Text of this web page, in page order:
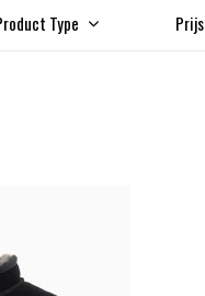
Type Prijs